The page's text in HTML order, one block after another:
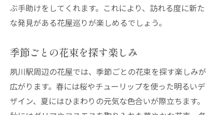
ぶ手助けをしてくれます。これにより、訪れる度に新た
な発見がある花屋巡りが楽しめるでしょう。
季節ごとの花束を探す楽しみ
夙川駅周辺の花屋では、季節ごとの花束を探す楽しみが
広がります。春には桜やチューリップを使った明るいデ
ザイン、夏にはひまわりの元気な色合いが際立ちます。